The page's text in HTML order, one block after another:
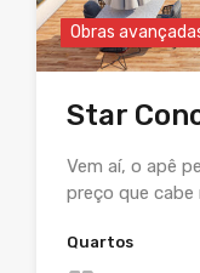
Obras
Star
Vem aí, o apê
preço que cabe
Quartos